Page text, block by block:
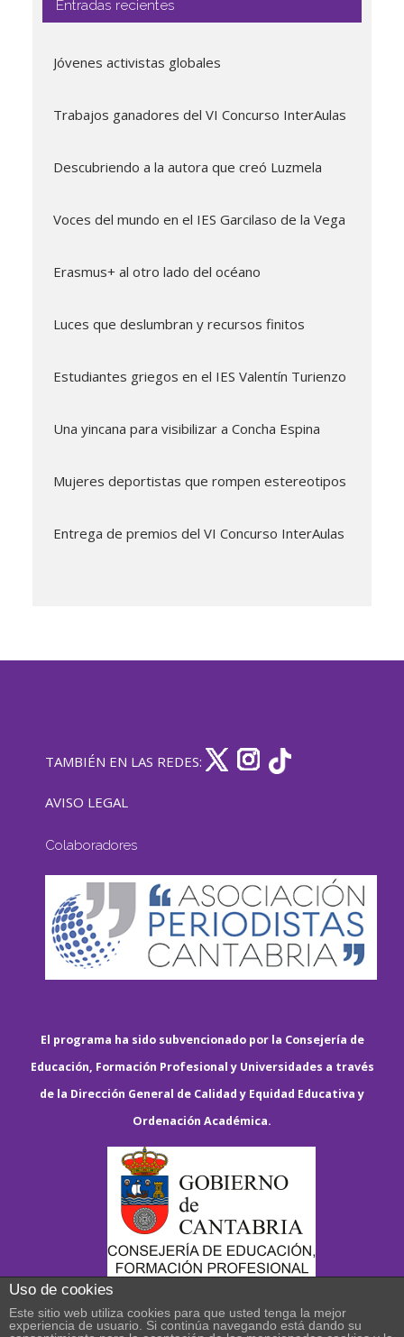
Entradas recientes
Jóvenes activistas globales
Trabajos ganadores del VI Concurso InterAulas
Descubriendo a la autora que creó Luzmela
Voces del mundo en el IES Garcilaso de la Vega
Erasmus+ al otro lado del océano
Luces que deslumbran y recursos finitos
Estudiantes griegos en el IES Valentín Turienzo
Una yincana para visibilizar a Concha Espina
Mujeres deportistas que rompen estereotipos
Entrega de premios del VI Concurso InterAulas
TAMBIÉN EN LAS REDES:
AVISO LEGAL
Colaboradores
El programa ha sido subvencionado por la Consejería de
Educación, Formación Profesional y Universidades a través
de la Dirección General de Calidad y Equidad Educativa y
Ordenación Académica.
Uso de cookies
Este sitio web utiliza cookies para que usted tenga la mejor
experiencia de usuario. Si continúa navegando está dando su